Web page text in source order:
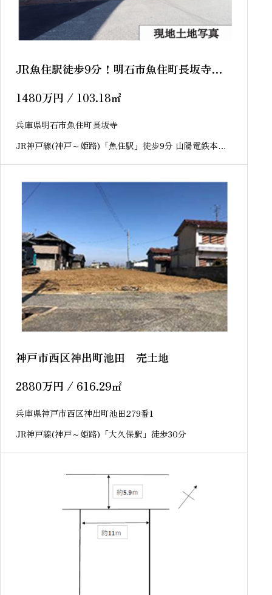
JR魚住駅徒歩9分！明石市魚住町長坂寺
1480万円 / 103.18㎡
兵庫県明石市魚住町長坂寺
JR神戸線(神戸～姫路)「魚住駅」徒歩9分 山陽電鉄本線
神戸市西区神出町池田 売土地
2880万円 / 616.29㎡
兵庫県神戸市西区神出町池田279番1
JR神戸線(神戸～姫路)「大久保駅」徒歩30分
sold out